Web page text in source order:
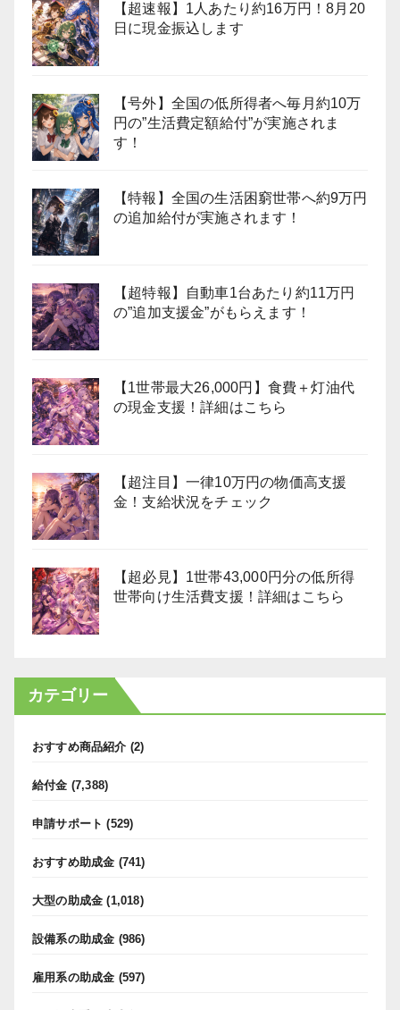
【超速報】1人あたり約16万円！8月20
日に現金振込します
【号外】全国の低所得者へ毎月約10万
円の”生活費定額給付”が実施されま
す！
【特報】全国の生活困窮世帯へ約9万円
の追加給付が実施されます！
【超特報】自動車1台あたり約11万円
の”追加支援金”がもらえます！
【1世帯最大26,000円】食費＋灯油代
の現金支援！詳細はこちら
【超注目】一律10万円の物価高支援
金！支給状況をチェック
【超必見】1世帯43,000円分の低所得
世帯向け生活費支援！詳細はこちら
カテゴリー
おすすめ商品紹介 (2)
給付金 (7,388)
申請サポート (529)
おすすめ助成金 (741)
大型の助成金 (1,018)
設備系の助成金 (986)
雇用系の助成金 (597)